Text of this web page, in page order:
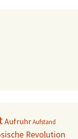
AufruhrAufstand
Revolution